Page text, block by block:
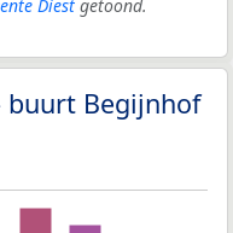
Diest getoond.
buurt Begijnhof